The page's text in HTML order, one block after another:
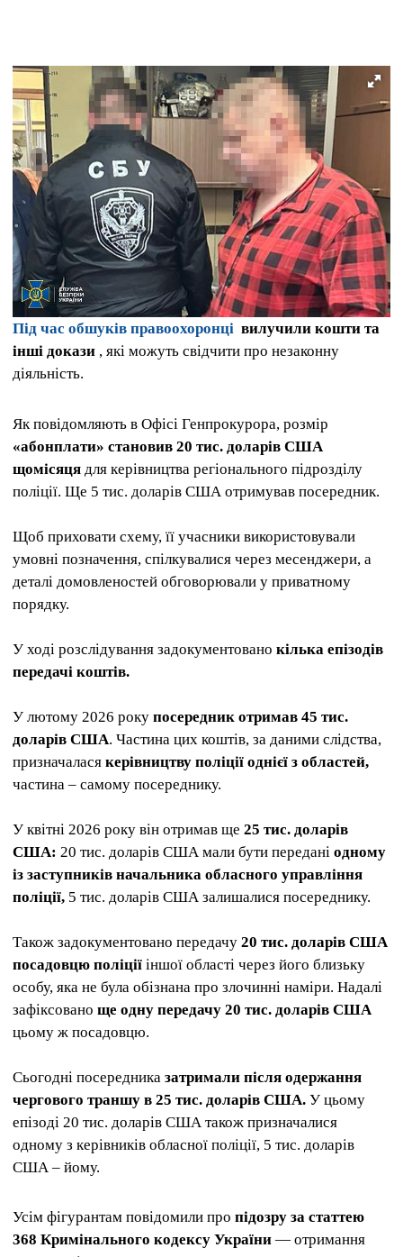
Під час обшуків правоохоронці вилучили кошти та
інші докази , які можуть свідчити про незаконну
діяльність.
Як повідомляють в Офісі Генпрокурора, розмір
«абонплати» становив 20 тис. доларів США
щомісяця для керівництва регіонального підрозділу
поліції. Ще 5 тис. доларів США отримував посередник.
Щоб приховати схему, її учасники використовували
умовні позначення, спілкувалися через месенджери, а
деталі домовленостей обговорювали у приватному
порядку.
У ході розслідування задокументовано кілька епізодів
передачі коштів.
У лютому 2026 року посередник отримав 45 тис.
доларів США. Частина цих коштів, за даними слідства,
призначалася керівництву поліції однієї з областей,
частина – самому посереднику.
У квітні 2026 року він отримав ще 25 тис. доларів
США: 20 тис. доларів США мали бути передані одному
із заступників начальника обласного управління
поліції, 5 тис. доларів США залишалися посереднику.
Також задокументовано передачу 20 тис. доларів США
посадовцю поліції іншої області через його близьку
особу, яка не була обізнана про злочинні наміри. Надалі
зафіксовано ще одну передачу 20 тис. доларів США
цьому ж посадовцю.
Сьогодні посередника затримали після одержання
чергового траншу в 25 тис. доларів США. У цьому
епізоді 20 тис. доларів США також призначалися
одному з керівників обласної поліції, 5 тис. доларів
США – йому.
Усім фігурантам повідомили про підозру за статтею
368 Кримінального кодексу України — отримання